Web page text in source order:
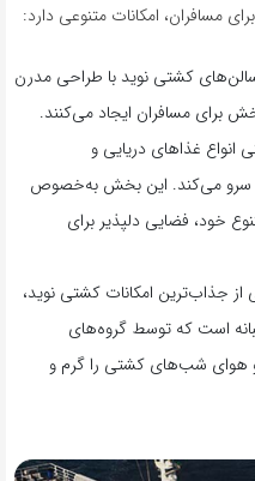
مسافران، امکانات متنوعی دارد:
کشتی نوید با طراحی مدرن
برای مسافران ایجاد می‌کنند.
انواع غذاهای دریایی و
سرو می‌کند. این بخش به‌خصوص
خود، فضایی دلپذیر برای
از جذاب‌ترین امکانات کشتی نوید،
است که توسط گروه‌های
هوای شب‌های کشتی را گرم و